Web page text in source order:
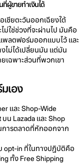
ผู้ขายทำเงินได้
เชียตะวันออกเฉียงใต้
ไม่ใช่ช่วงที่จะผ่านไป มันคือ
พลตฟอร์มออกแบบไว้ และ
งไม่ได้เปลี่ยนมัน แต่มัน
เฉพาะส่วนที่พวกเขา
เอง
และ Shop-Wide
น Lazada และ Shop
การตลาดที่หักออกจาก
opt-in ที่ในทางปฏิบัติคือ
ทั้ง Free Shipping